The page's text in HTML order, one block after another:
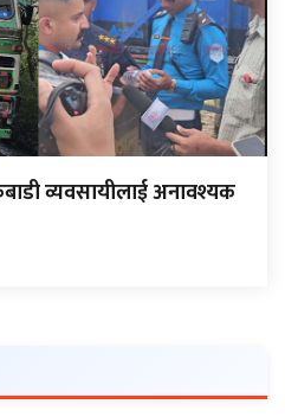
व्यवसायीलाई अनावश्यक